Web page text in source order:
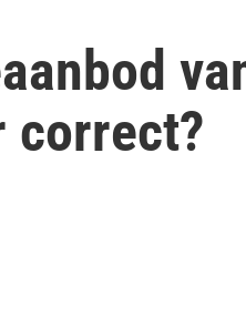
correct?